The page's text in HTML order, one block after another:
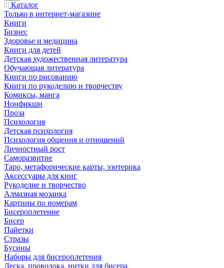
Каталог
Только в интернет-магазине
Книги
Бизнес
Здоровье и медицина
Книги для детей
Детская художественная литература
Обучающая литература
Книги по рисованию
Книги по рукоделию и творчеству
Комиксы, манга
Нонфикшн
Проза
Психология
Детская психология
Психология общения и отношений
Личностный рост
Саморазвитие
Таро, метафорические карты, эзотерика
Аксессуары для книг
Рукоделие и творчество
Алмазная мозаика
Картины по номерам
Бисероплетение
Бисер
Пайетки
Стразы
Бусины
Наборы для бисероплетения
Леска, проволока, нитки для бисера